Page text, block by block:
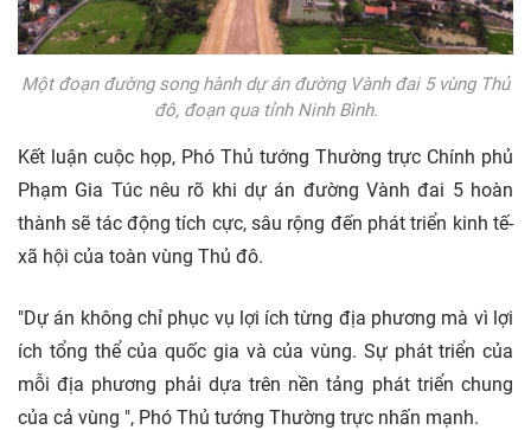
Một đoạn đường song hành dự án đường Vành đai 5 vùng Thủ
đô, đoạn qua tỉnh Ninh Bình.
Kết luận cuộc họp, Phó Thủ tướng Thường trực Chính phủ
Phạm Gia Túc nêu rõ khi dự án đường Vành đai 5 hoàn
thành sẽ tác động tích cực, sâu rộng đến phát triển kinh tế-
xã hội của toàn vùng Thủ đô.
"Dự án không chỉ phục vụ lợi ích từng địa phương mà vì lợi
ích tổng thể của quốc gia và của vùng. Sự phát triển của
mỗi địa phương phải dựa trên nền tảng phát triển chung
của cả vùng ", Phó Thủ tướng Thường trực nhấn mạnh.